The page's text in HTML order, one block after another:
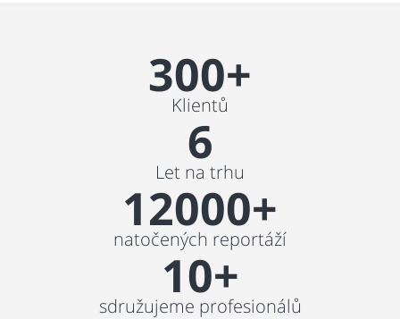
300+
Klientů
6
Let na trhu
12000+
natočených reportáží
10+
sdružujeme profesionálů